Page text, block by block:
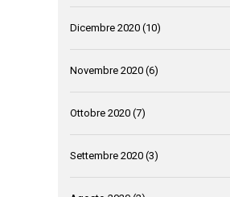
Dicembre 2020 (10)
Novembre 2020 (6)
Ottobre 2020 (7)
Settembre 2020 (3)